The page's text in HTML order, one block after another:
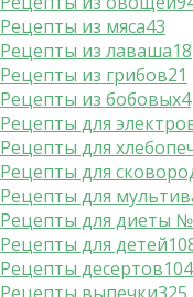
Рецепты из мяса43
Рецепты из лаваша18
Рецепты из грибов21
Рецепты из бобовых4
Рецепты для
Рецепты для
Рецепты для
Рецепты для
Рецепты для диеты
Рецепты для детей
Рецепты десертов104
Рецепты выпечки325